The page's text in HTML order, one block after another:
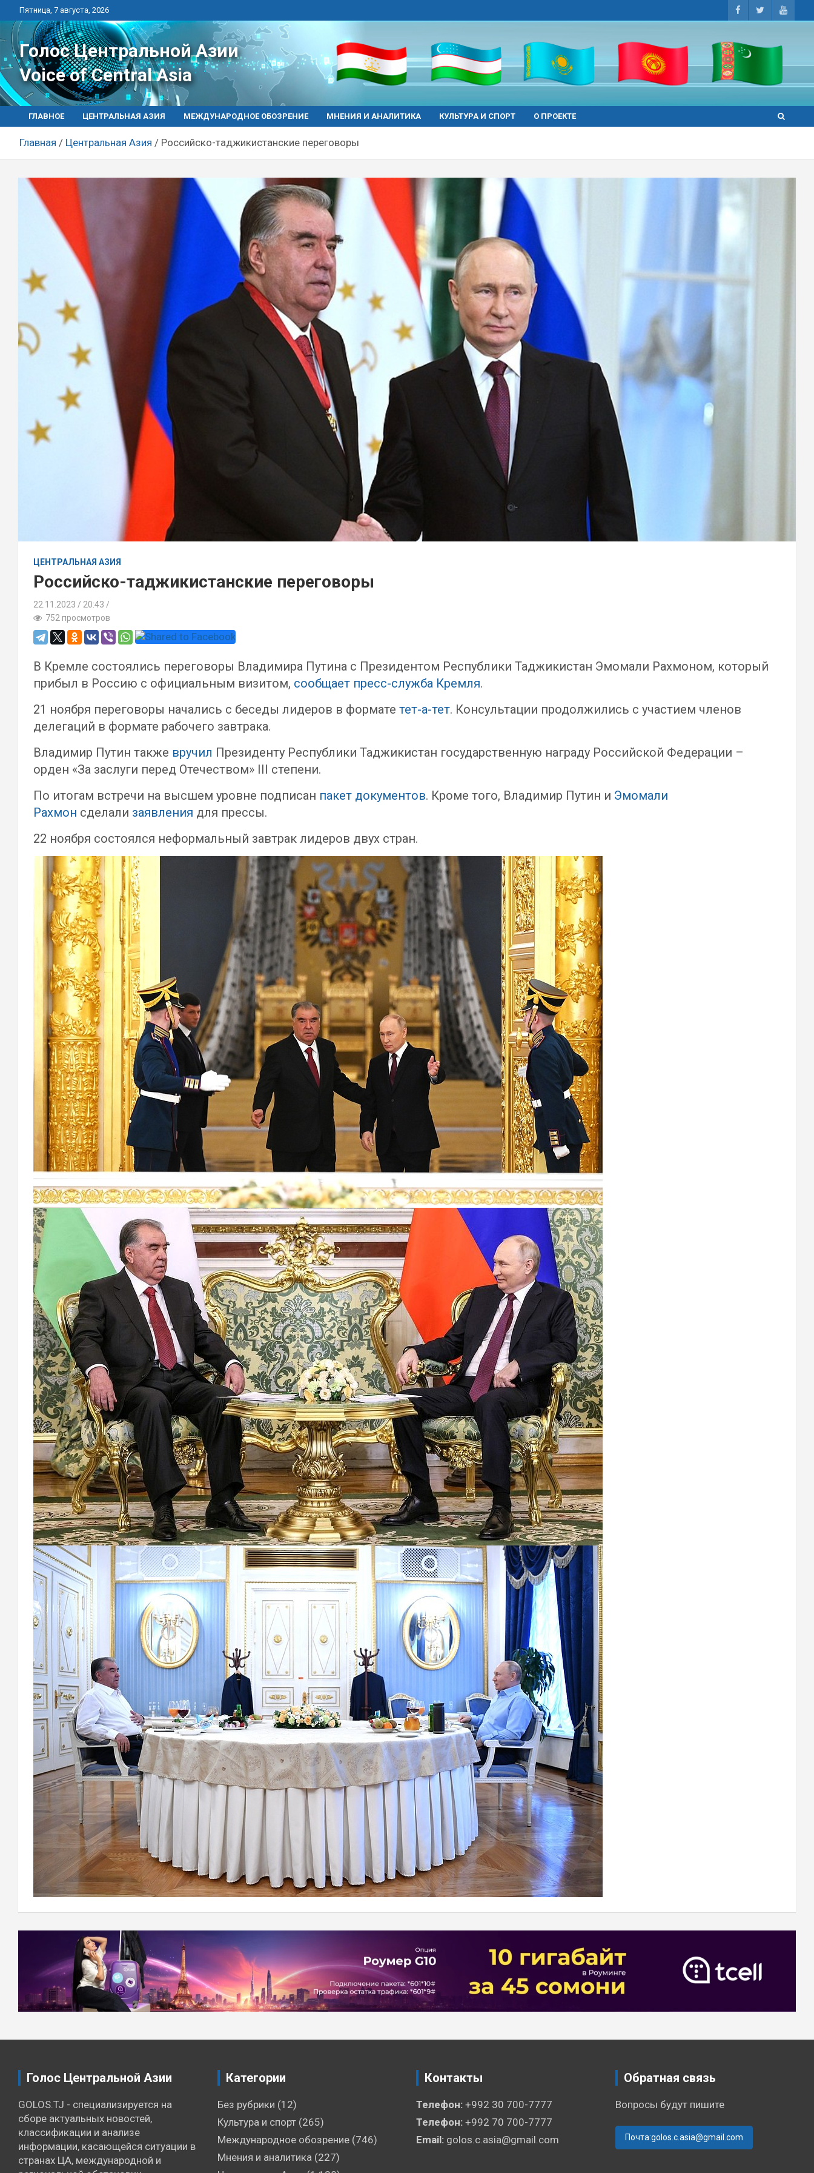
Перейти
к
контенту
Пятница, 7 августа, 2026
Голос Центральной Азии
Voice of Central Asia
ГЛАВНОЕ ЦЕНТРАЛЬНАЯ АЗИЯ МЕЖДУНАРОДНОЕ ОБОЗРЕНИЕ МНЕНИЯ И АНАЛИТИКА КУЛЬТУРА И СПОРТ О ПРОЕКТЕ
Главная Центральная Азия Российско-таджикистанские переговоры
ЦЕНТРАЛЬНАЯ АЗИЯ
Российско-таджикистанские переговоры
22.11.2023
20:43 /
752 просмотров
В Кремле состоялись переговоры Владимира Путина с Президентом Республики Таджикистан Эмомали Рахмоном, который
прибыл в Россию с официальным визитом, сообщает пресс-служба Кремля.
21 ноября переговоры начались с беседы лидеров в формате тет-а-тет. Консультации продолжились с участием членов
делегаций в формате рабочего завтрака.
Владимир Путин также вручил Президенту Республики Таджикистан государственную награду Российской Федерации –
орден «За заслуги перед Отечеством» III степени.
По итогам встречи на высшем уровне подписан пакет документов. Кроме того, Владимир Путин и Эмомали
Рахмон сделали заявления для прессы.
22 ноября состоялся неформальный завтрак лидеров двух стран.
Навигация
записям
Голос Центральной Азии
GOLOS.TJ - специализируется на
сборе актуальных новостей,
классификации и анализе
информации, касающейся ситуации в
странах ЦА, международной и
Категории
Без рубрики (12)
Культура и спорт(265)
Международное обозрение(746)
Мнения и аналитика (227)
Контакты
Телефон: +992 30 700-7777
Телефон: +992 70 700-7777
Email: golos.c.asia@gmail.com
Обратная связь
Вопросы будут пишите
Почта:golos.c.asia@gmail.com